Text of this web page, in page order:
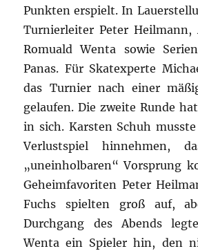
Punkten erspielt. In
Turnierleiter Peter Heilmann,
Romuald Wenta sowie
Panas. Für Skatexperte
das Turnier nach einer
gelaufen. Die zweite Runde
in sich. Karsten Schuh
Verlustspiel hinnehmen,
„uneinholbaren“ Vorsprung
Geheimfavoriten Peter
Fuchs spielten groß auf,
Durchgang des Abends
Wenta ein Spieler hin, den